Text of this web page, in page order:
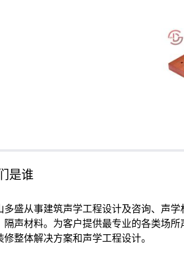
是谁
多盛从事建筑声学工程设计及咨询、声学
隔声材料。为客户提供最专业的各类场所
修整体解决方案和声学工程设计。